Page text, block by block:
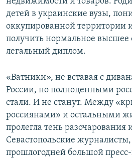
детей в украинские вузы,
оккупированной территории
получить нормальное высшее
легальный диплом.
«Ватники», не вставая с
России, но полноценными
стали. И не станут. Между
россиянами» и остальными
пролегла тень
Севастопольские
прошлогодней большой